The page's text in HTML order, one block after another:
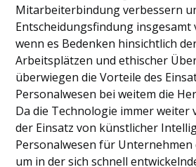
Mitarbeiterbindung verbessern
Entscheidungsfindung insgesamt
wenn es Bedenken hinsichtlich
Arbeitsplätzen und ethischer
überwiegen die Vorteile des
Personalwesen bei weitem die
Da die Technologie immer weiter
der Einsatz von künstlicher
Personalwesen für Unternehmen
um in der sich schnell